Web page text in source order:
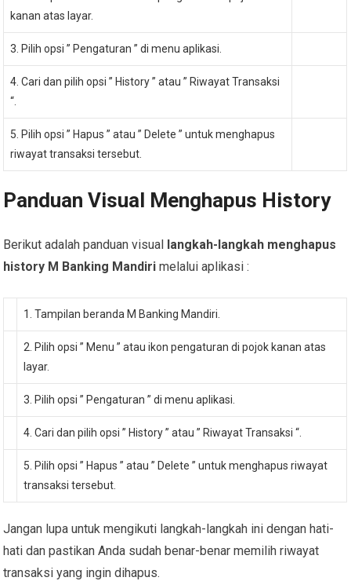
kanan atas layar.
3. Pilih opsi ” Pengaturan ” di menu aplikasi.
4. Cari dan pilih opsi ” History ” atau ” Riwayat Transaksi
“.
5. Pilih opsi ” Hapus ” atau ” Delete ” untuk menghapus
riwayat transaksi tersebut.
Panduan Visual Menghapus History
Berikut adalah panduan visual langkah-langkah menghapus
history M Banking Mandiri melalui aplikasi :
1. Tampilan beranda M Banking Mandiri.
2. Pilih opsi ” Menu ” atau ikon pengaturan di pojok kanan atas
layar.
3. Pilih opsi ” Pengaturan ” di menu aplikasi.
4. Cari dan pilih opsi ” History ” atau ” Riwayat Transaksi “.
5. Pilih opsi ” Hapus ” atau ” Delete ” untuk menghapus riwayat
transaksi tersebut.
Jangan lupa untuk mengikuti langkah-langkah ini dengan hati-
hati dan pastikan Anda sudah benar-benar memilih riwayat
transaksi yang ingin dihapus.